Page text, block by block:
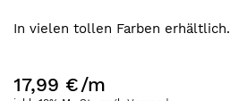
In vielen tollen Farben erhältlich.
17,99 €/m